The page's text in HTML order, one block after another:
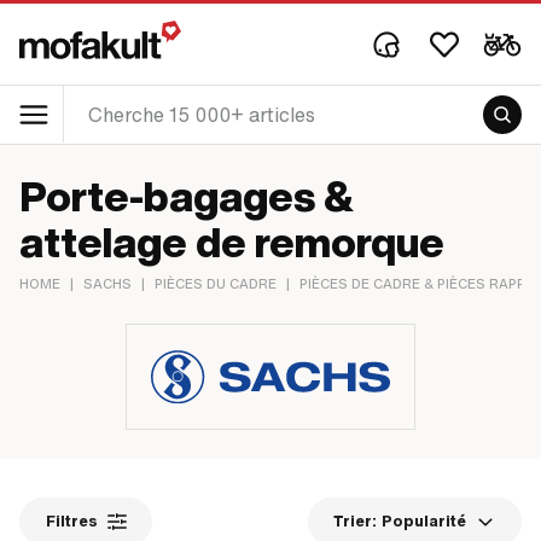
Porte-bagages &
attelage de remorque
HOME | SACHS | PIÈCES DU CADRE | PIÈCES DE CADRE & PIÈCES
Filtres Trier: Popularité